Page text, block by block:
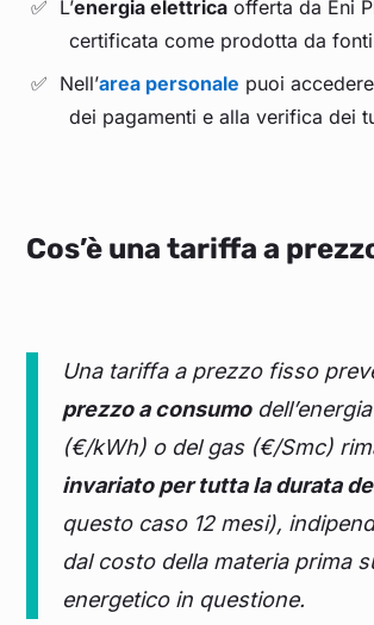
L’energia elettrica offerta da Eni
certificata come prodotta da
Nell’area personale puoi
dei pagamenti e alla verifica dei
Cos’è una tariffa a
Una tariffa a prezzo fisso
prezzo a consumo
(€/kWh) o del gas (€/Smc)
invariato per tutta la durata
questo caso 12 mesi),
dal costo della materia prima
energetico in questione.